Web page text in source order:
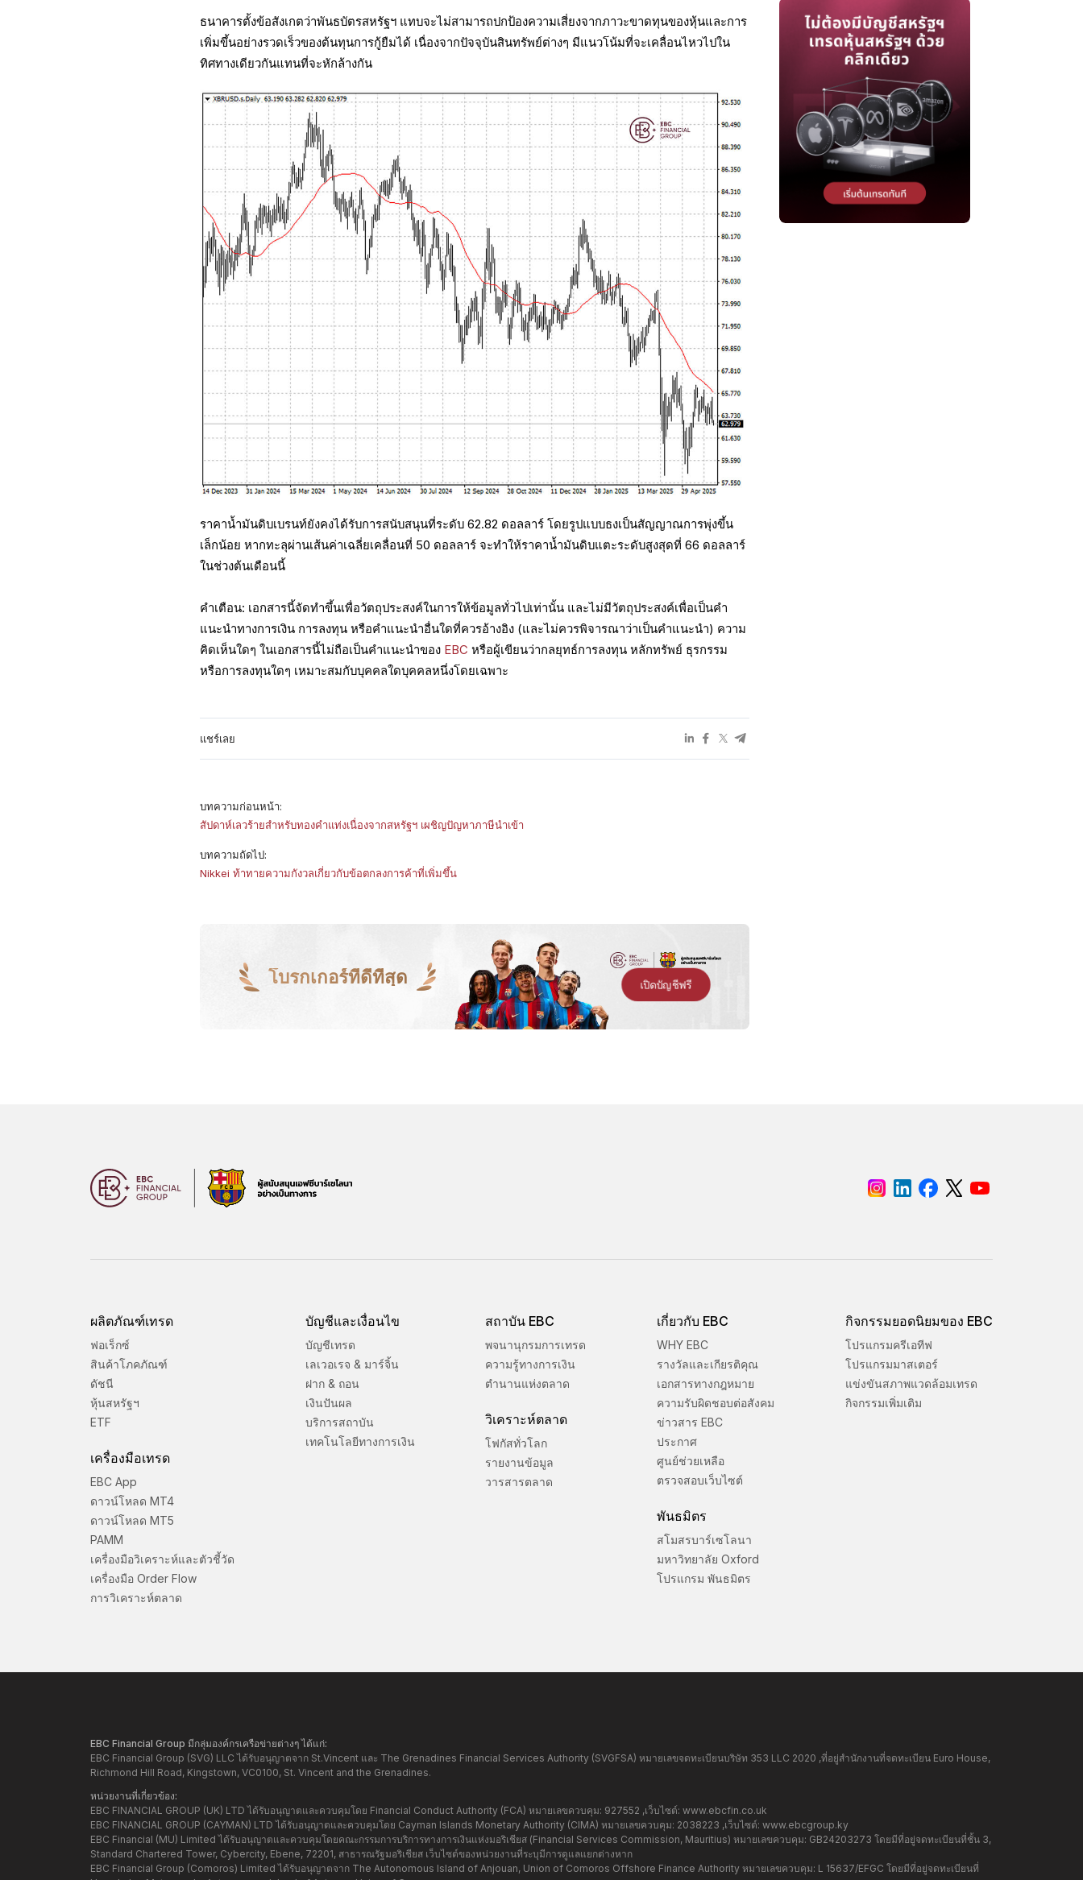
ธนาคารตั้งข้อสังเกตว่าพันธบัตรสหรัฐฯ แทบจะไม่สามารถปกป้องความเสี่ยงจากภาวะขาดทุนของหุ้นและการ
เพิ่มขึ้นอย่างรวดเร็วของต้นทุนการกู้ยืมได้ เนื่องจากปัจจุบันสินทรัพย์ต่างๆ มีแนวโน้มที่จะเคลื่อนไหวไปใน
ทิศทางเดียวกันแทนที่จะหักล้างกัน
ราคาน้ำมันดิบเบรนท์ยังคงได้รับการสนับสนุนที่ระดับ 62.82 ดอลลาร์ โดยรูปแบบธงเป็นสัญญาณการพุ่งขึ้น
เล็กน้อย หากทะลุผ่านเส้นค่าเฉลี่ยเคลื่อนที่ 50 ดอลลาร์ จะทำให้ราคาน้ำมันดิบแตะระดับสูงสุดที่ 66 ดอลลาร์
ในช่วงต้นเดือนนี้
คำเตือน: เอกสารนี้จัดทำขึ้นเพื่อวัตถุประสงค์ในการให้ข้อมูลทั่วไปเท่านั้น และไม่มีวัตถุประสงค์เพื่อเป็นคำ
แนะนำทางการเงิน การลงทุน หรือคำแนะนำอื่นใดที่ควรอ้างอิง (และไม่ควรพิจารณาว่าเป็นคำแนะนำ) ความ
คิดเห็นใดๆ ในเอกสารนี้ไม่ถือเป็นคำแนะนำของ EBC หรือผู้เขียนว่ากลยุทธ์การลงทุน หลักทรัพย์ ธุรกรรม
หรือการลงทุนใดๆ เหมาะสมกับบุคคลใดบุคคลหนึ่งโดยเฉพาะ
แชร์เลย
บทความก่อนหน้า:
สัปดาห์เลวร้ายสำหรับทองคำแท่งเนื่องจากสหรัฐฯ เผชิญปัญหาภาษีนำเข้า
บทความถัดไป:
​Nikkei ท้าทายความกังวลเกี่ยวกับข้อตกลงการค้าที่เพิ่มขึ้น
โบรกเกอร์ที่ดีที่สุด เปิดบัญชีฟรี
ผลิตภัณฑ์เทรด
ฟอเร็กซ์
สินค้าโภคภัณฑ์
ดัชนี
หุ้นสหรัฐฯ
ETF
เครื่องมือเทรด
EBC App
ดาวน์โหลด MT4
ดาวน์โหลด MT5
PAMM
เครื่องมือวิเคราะห์และตัวชี้วัด
เครื่องมือ Order Flow
การวิเคราะห์ตลาด
บัญชีและเงื่อนไข
บัญชีเทรด
เลเวอเรจ & มาร์จิ้น
ฝาก & ถอน
เงินปันผล
บริการสถาบัน
เทคโนโลยีทางการเงิน
สถาบัน EBC
พจนานุกรมการเทรด
ความรู้ทางการเงิน
ตำนานแห่งตลาด
วิเคราะห์ตลาด
โฟกัสทั่วโลก
รายงานข้อมูล
วารสารตลาด
เกี่ยวกับ EBC
WHY EBC
รางวัลและเกียรติคุณ
เอกสารทางกฎหมาย
ความรับผิดชอบต่อสังคม
ข่าวสาร EBC
ประกาศ
ศูนย์ช่วยเหลือ
ตรวจสอบเว็บไซต์
พันธมิตร
สโมสรบาร์เซโลนา
มหาวิทยาลัย Oxford
โปรแกรม พันธมิตร
กิจกรรมยอดนิยมของ EBC
โปรแกรมครีเอทีฟ
โปรแกรมมาสเตอร์
แข่งขันสภาพแวดล้อมเทรด
กิจกรรมเพิ่มเติม
EBC Financial Group มีกลุ่มองค์กรเครือข่ายต่างๆ ได้แก่:
EBC Financial Group (SVG) LLC ได้รับอนุญาตจาก St.Vincent และ The Grenadines Financial Services Authority (SVGFSA) หมายเลขจดทะเบียนบริษัท 353 LLC 2020 ,ที่อยู่สำนักงานที่จดทะเบียน Euro House,
Richmond Hill Road, Kingstown, VC0100, St. Vincent and the Grenadines.
หน่วยงานที่เกี่ยวข้อง:
EBC FINANCIAL GROUP (UK) LTD ได้รับอนุญาตและควบคุมโดย Financial Conduct Authority (FCA) หมายเลขควบคุม: 927552 ,เว็บไซต์: www.ebcfin.co.uk
EBC FINANCIAL GROUP (CAYMAN) LTD ได้รับอนุญาตและควบคุมโดย Cayman Islands Monetary Authority (CIMA) หมายเลขควบคุม: 2038223 ,เว็บไซต์: www.ebcgroup.ky
EBC Financial (MU) Limited ได้รับอนุญาตและควบคุมโดยคณะกรรมการบริการทางการเงินแห่งมอริเชียส (Financial Services Commission, Mauritius) หมายเลขควบคุม: GB24203273 โดยมีที่อยู่จดทะเบียนที่ชั้น 3,
Standard Chartered Tower, Cybercity, Ebene, 72201, สาธารณรัฐมอริเชียส เว็บไซต์ของหน่วยงานที่ระบุมีการดูแลแยกต่างหาก
EBC Financial Group (Comoros) Limited ได้รับอนุญาตจาก The Autonomous Island of Anjouan, Union of Comoros Offshore Finance Authority หมายเลขควบคุม: L 15637/EFGC โดยมีที่อยู่จดทะเบียนที่